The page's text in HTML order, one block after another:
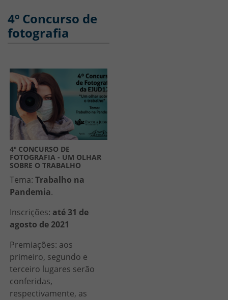
4º Concurso de
fotografia
4º CONCURSO DE
FOTOGRAFIA - UM OLHAR
SOBRE O TRABALHO
Tema: Trabalho na
Pandemia.
Inscrições: até 31 de
agosto de 2021
Premiações: aos
primeiro, segundo e
terceiro lugares serão
conferidas,
respectivamente, as